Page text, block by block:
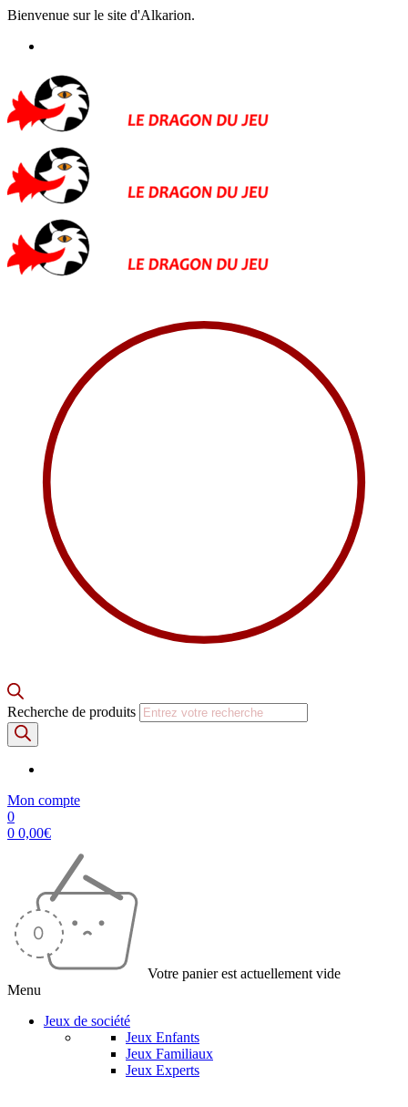
Bienvenue sur le site d'Alkarion.
Recherche de produits
Mon compte
0
0 0,00€
Votre panier est actuellement vide
Menu
Jeux de société
Jeux Enfants
Jeux Familiaux
Jeux Experts